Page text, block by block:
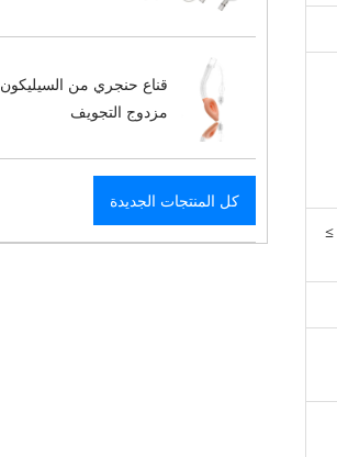
قناع حنجري من السيليكون
مزدوج التجويف
كل المنتجات الجديدة
≥